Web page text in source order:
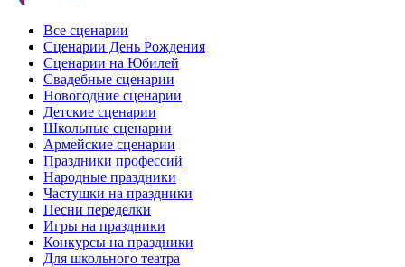
Все сценарии
Сценарии День Рождения
Сценарии на Юбилей
Свадебные сценарии
Новогодние сценарии
Детские сценарии
Школьные сценарии
Армейские сценарии
Праздники профессий
Народные праздники
Частушки на праздники
Песни переделки
Игры на праздники
Конкурсы на праздники
Для школьного театра